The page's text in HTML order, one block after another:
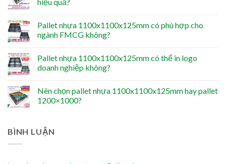
Pallet nhựa 1100x1100x125mm có phù hợp cho
ngành FMCG không?
Pallet nhựa 1100x1100x125mm có thể in logo
doanh nghiệp không?
Nên chọn pallet nhựa 1100x1100x125mm hay pallet
1200×1000?
BÌNH LUẬN